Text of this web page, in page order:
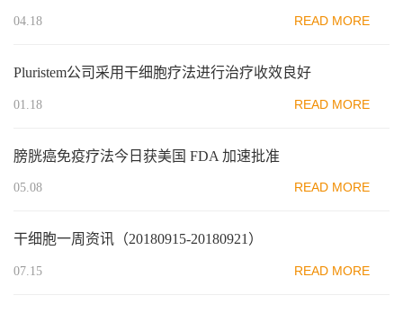
04.18 READ MORE
Pluristem公司采用干细胞疗法进行治疗收效良好
01.18 READ MORE
膀胱癌免疫疗法今日获美国 FDA 加速批准
05.08 READ MORE
干细胞一周资讯（20180915-20180921）
07.15 READ MORE